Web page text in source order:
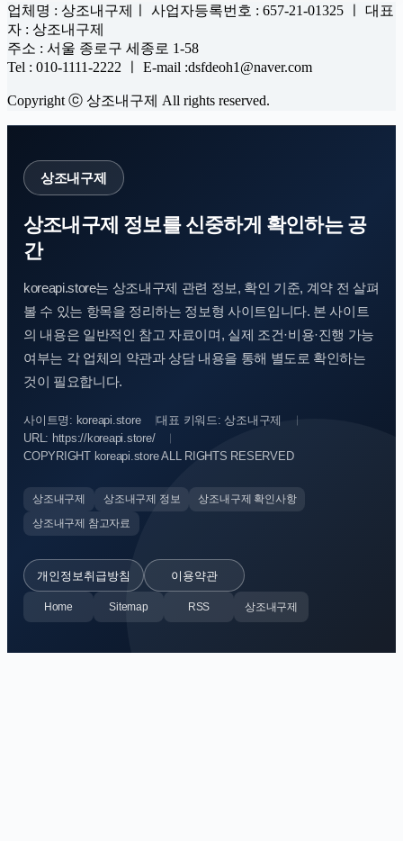
업체명 : 상조내구제ㅣ 사업자등록번호 : 657-21-01325 ㅣ 대표
자 : 상조내구제
주소 : 서울 종로구 세종로 1-58
Tel : 010-1111-2222 ㅣ E-mail :dsfdeoh1@naver.com
Copyright ⓒ 상조내구제 All rights reserved.
상조내구제
상조내구제 정보를 신중하게 확인하는 공
간
koreapi.store는 상조내구제 관련 정보, 확인 기준, 계약 전 살펴
볼 수 있는 항목을 정리하는 정보형 사이트입니다. 본 사이트
의 내용은 일반적인 참고 자료이며, 실제 조건·비용·진행 가능
여부는 각 업체의 약관과 상담 내용을 통해 별도로 확인하는
것이 필요합니다.
사이트명: koreapi.store
대표 키워드: 상조내구제
URL: https://koreapi.store/
COPYRIGHT koreapi.store ALL RIGHTS RESERVED
상조내구제 상조내구제 정보
상조내구제 확인사항
상조내구제 참고자료
개인정보취급방침 이용약관
Home Sitemap RSS 상조내구제